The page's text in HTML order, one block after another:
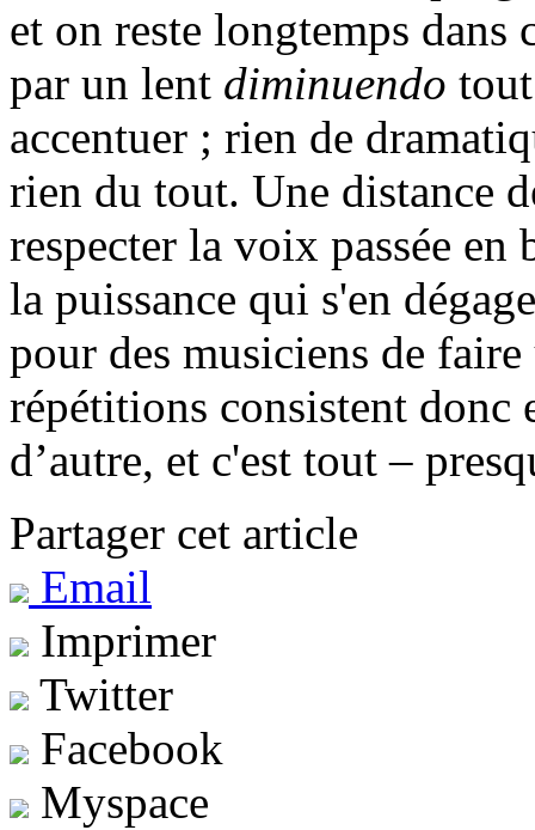
et on reste longtemps dans
par un lent diminuendo
accentuer ; rien de
rien du tout. Une distance
respecter la voix passée
la puissance qui s'en
pour des musiciens de
répétitions consistent donc
d’autre, et c'est tout –
Partager cet article
Email
Imprimer
Twitter
Facebook
Myspace